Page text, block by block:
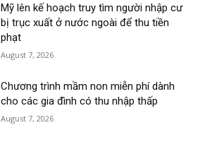
Mỹ lên kế hoạch truy tìm người nhập cư
bị trục xuất ở nước ngoài để thu tiền
phạt
August 7, 2026
Chương trình mầm non miễn phí dành
cho các gia đình có thu nhập thấp
August 7, 2026